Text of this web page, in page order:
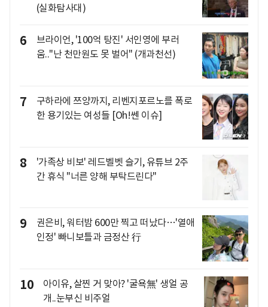
(실화탐사대)
6
브라이언, '100억 탕진' 서인영에 부러
움.."난 천만원도 못 벌어" (개과천선)
7
구하라에 쯔양까지, 리벤지포르노를 폭로
한 용기있는 여성들 [Oh!쎈 이슈]
8
'가족상 비보' 레드벨벳 슬기, 유튜브 2주
간 휴식 "너른 양해 부탁드린다"
9
권은비, 워터밤 600만 찍고 떠났다…'열애
인정' 빠니보틀과 금정산 行
10
아이유, 살찐 거 맞아? '굴욕無' 생얼 공
개..눈부신 비주얼